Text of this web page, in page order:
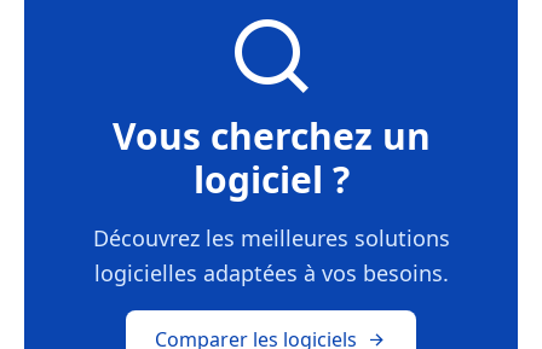
Vous cherchez un
logiciel ?
Découvrez les meilleures solutions
logicielles adaptées à vos besoins.
Comparer les logiciels